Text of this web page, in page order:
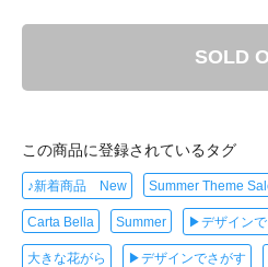
SOLD
この商品に登録されているタグ
♪新着商品 New Summer Theme
Carta Bella Summer ▶デザイン
大きな花がら ▶デザインでさがす